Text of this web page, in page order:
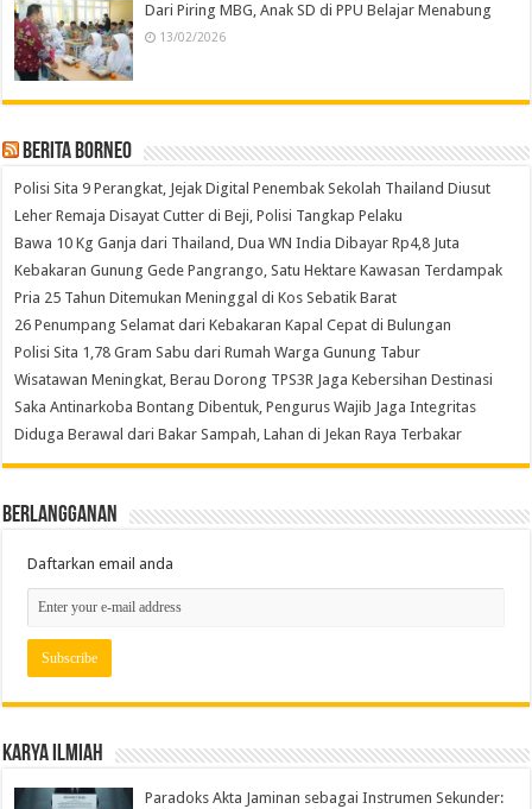
Dari Piring MBG, Anak SD di PPU Belajar Menabung
13/02/2026
Berita Borneo
Polisi Sita 9 Perangkat, Jejak Digital Penembak Sekolah Thailand Diusut
Leher Remaja Disayat Cutter di Beji, Polisi Tangkap Pelaku
Bawa 10 Kg Ganja dari Thailand, Dua WN India Dibayar Rp4,8 Juta
Kebakaran Gunung Gede Pangrango, Satu Hektare Kawasan Terdampak
Pria 25 Tahun Ditemukan Meninggal di Kos Sebatik Barat
26 Penumpang Selamat dari Kebakaran Kapal Cepat di Bulungan
Polisi Sita 1,78 Gram Sabu dari Rumah Warga Gunung Tabur
Wisatawan Meningkat, Berau Dorong TPS3R Jaga Kebersihan Destinasi
Saka Antinarkoba Bontang Dibentuk, Pengurus Wajib Jaga Integritas
Diduga Berawal dari Bakar Sampah, Lahan di Jekan Raya Terbakar
Berlangganan
Daftarkan email anda
Karya Ilmiah
Paradoks Akta Jaminan sebagai Instrumen Sekunder: